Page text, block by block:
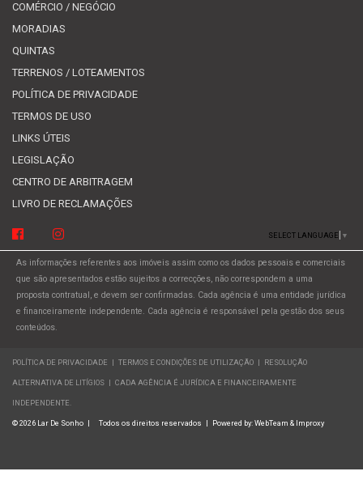
COMÉRCIO / NEGÓCIO
MORADIAS
QUINTAS
TERRENOS / LOTEAMENTOS
POLÍTICA DE PRIVACIDADE
TERMOS DE USO
LINKS ÚTEIS
LEGISLAÇÃO
CENTRO DE ARBITRAGEM
LIVRO DE RECLAMAÇÕES
SELECT LANGUAGE ▼
As informações referentes aos imóveis assim como os dados pessoais e comerciais
que são apresentados estão sujeitos a correcções, não correspondem a uma
proposta contratual, e devem ser confirmadas. Cada agência é uma entidade jurídica
e financeiramente independente. Cada agência é responsável pela gestão dos seus
conteúdos.
POLÍTICA DE PRIVACIDADE TERMOS E CONDIÇÕES DE UTILIZAÇÃO RESOLUÇÃO
ALTERNATIVA DE LITÍGIOS CADA AGÊNCIA É JURÍDICA E FINANCEIRAMENTE
INDEPENDENTE.
© 2026 Lar De Sonho Todos os direitos reservados Powered by:WebTeam & Improxy